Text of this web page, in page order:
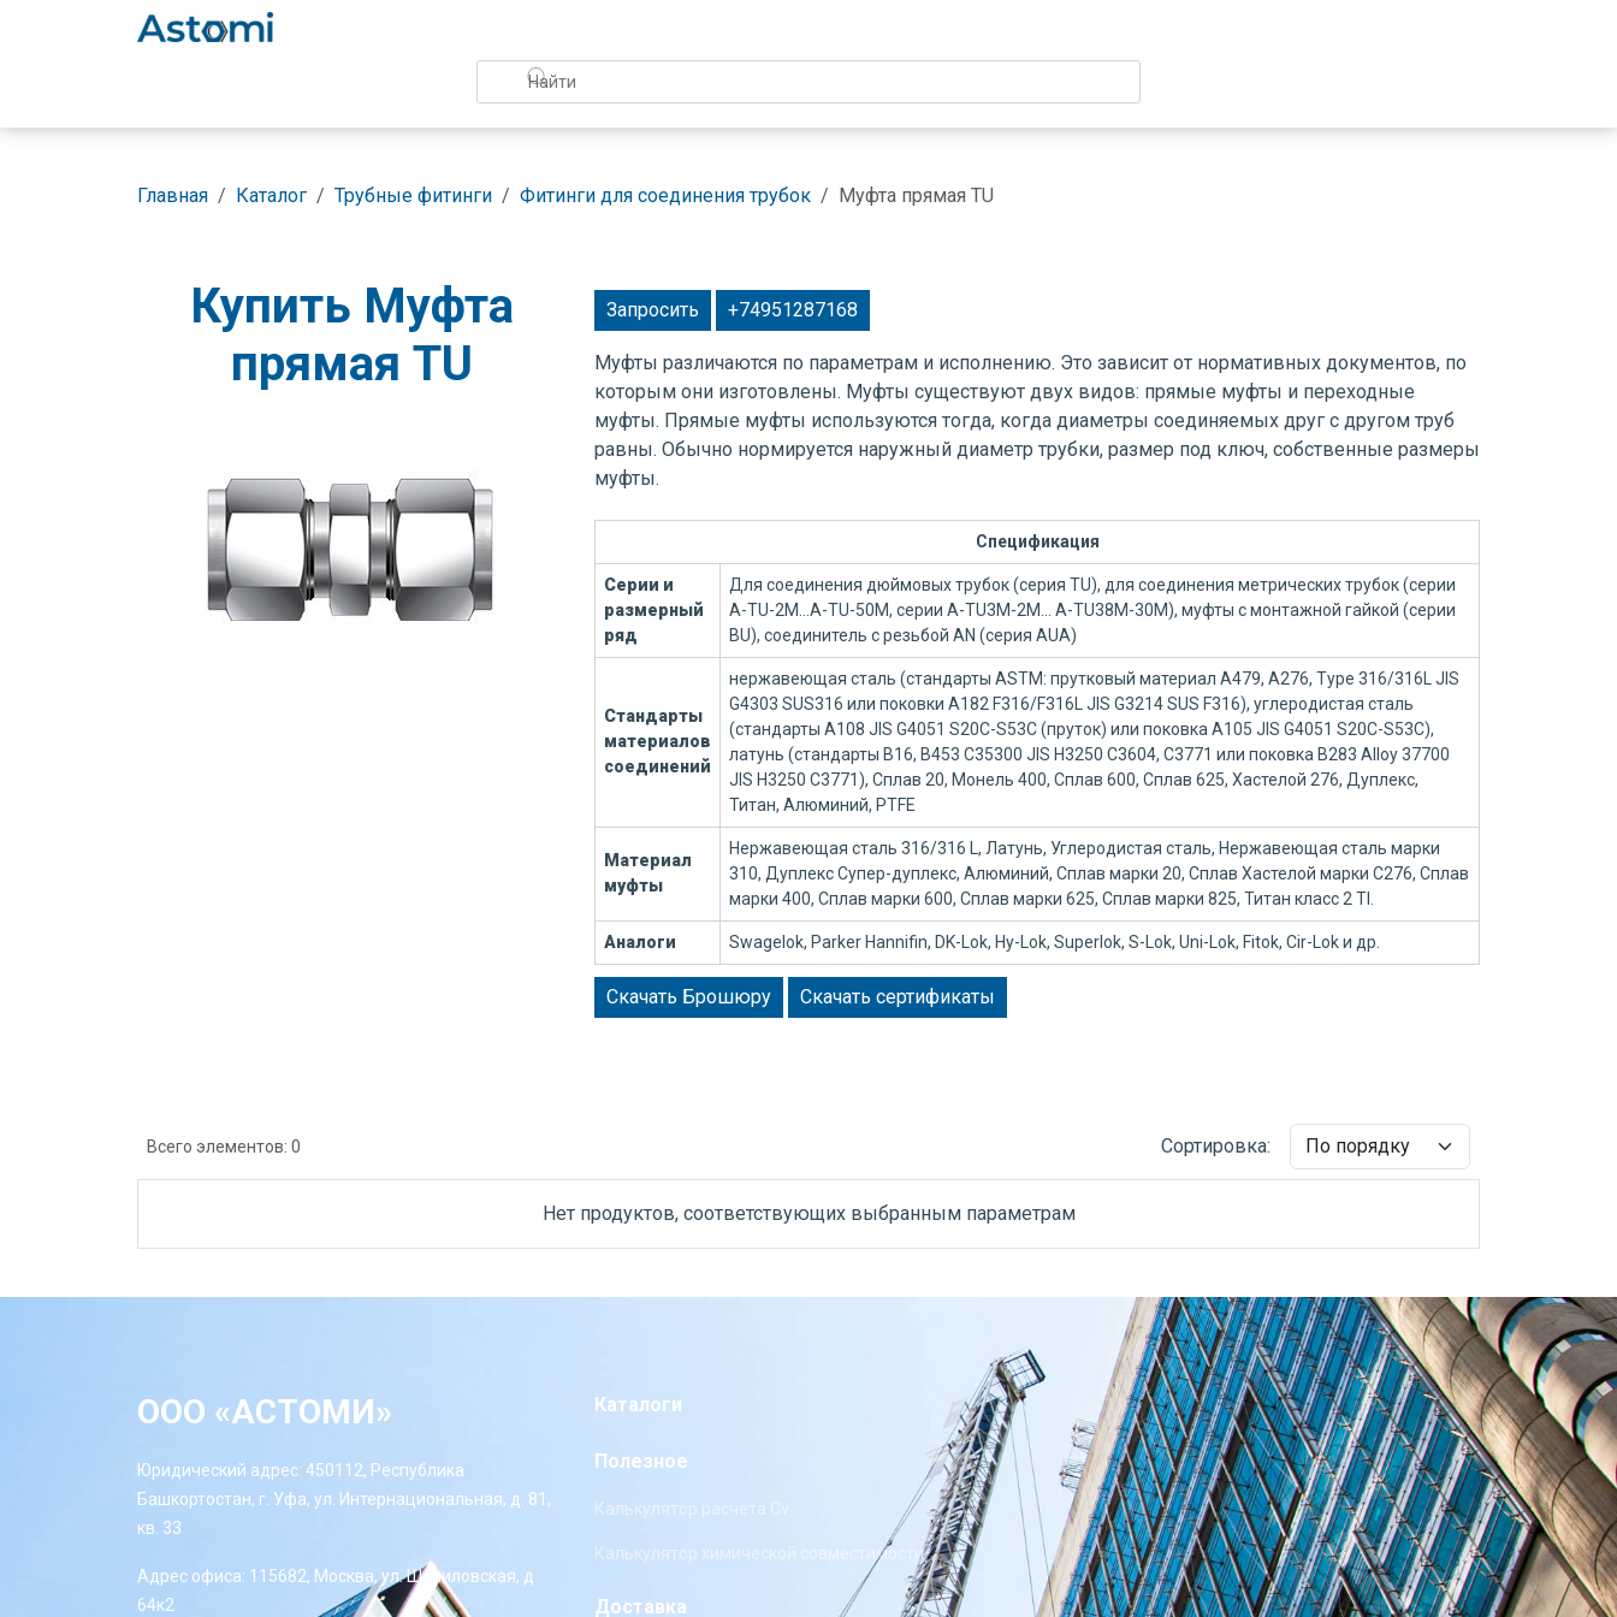
Главная Каталог Трубные фитинги Фитинги для соединения трубок Муфта прямая TU
Купить Муфта
прямая TU
Запросить +74951287168
Муфты различаются по параметрам и исполнению. Это зависит от нормативных документов, по
которым они изготовлены. Муфты существуют двух видов: прямые муфты и переходные
муфты. Прямые муфты используются тогда, когда диаметры соединяемых друг с другом труб
равны. Обычно нормируется наружный диаметр трубки, размер под ключ, собственные размеры
муфты.
Спецификация
Серии и
размерный
ряд
Для соединения дюймовых трубок (серия TU), для соединения метрических трубок (серии
A-TU-2М…A-TU-50М, серии A-TU3М-2М… A-TU38М-30М), муфты с монтажной гайкой (серии
BU), соединитель с резьбой AN (серия AUA)
Стандарты
материалов
соединений
нержавеющая сталь (стандарты ASTM: прутковый материал А479, А276, Type 316/316L JIS
G4303 SUS316 или поковки A182 F316/F316L JIS G3214 SUS F316), углеродистая сталь
(стандарты A108 JIS G4051 S20C-S53C (пруток) или поковка A105 JIS G4051 S20C-S53C),
латунь (стандарты B16, B453 C35300 JIS H3250 C3604, C3771 или поковка B283 Alloy 37700
JIS H3250 C3771), Сплав 20, Монель 400, Сплав 600, Сплав 625, Хастелой 276, Дуплекс,
Титан, Алюминий, PTFE
Материал
муфты
Нержавеющая сталь 316/316 L, Латунь, Углеродистая сталь, Нержавеющая сталь марки
310, Дуплекс Супер-дуплекс, Алюминий, Сплав марки 20, Сплав Хастелой марки C276, Сплав
марки 400, Сплав марки 600, Сплав марки 625, Сплав марки 825, Титан класс 2 TI.
Аналоги Swagelok, Parker Hannifin, DK-Lok, Hy-Lok, Superlok, S-Lok, Uni-Lok, Fitok, Cir-Lok и др.
Скачать Брошюру Скачать сертификаты
Всего элементов: 0 Сортировка:
Нет продуктов, соответствующих выбранным параметрам
ООО «АСТОМИ»
Юридический адрес: 450112, Республика
Башкортостан, г. Уфа, ул. Интернациональная, д. 81,
кв. 33
Адрес офиса: 115682, Москва, ул. Шипиловская, д
64к2
Каталоги
Полезное
Калькулятор расчета Cv
Калькулятор химической совместимости
Доставка